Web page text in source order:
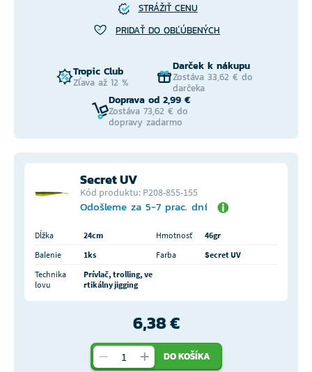
STRÁŽIŤ CENU
PRIDAŤ DO OBĽÚBENÝCH
Tropic Club
Zľava až 12 %
Darček k nákupu
Zostáva 33,62 € do
darčeka
Doprava od 2,99 €
Zostáva 73,62 € do
dopravy zadarmo
Secret UV
Kód produktu: P208-855-155
Odošleme za 5-7 prac. dní
Dĺžka 24cm Hmotnosť
46gr
Balenie
1ks Farba
Secret UV
Technika
lovu
Prívlač, trolling, ve
rtikálny jigging
6,38 €
DO KOŠÍKA